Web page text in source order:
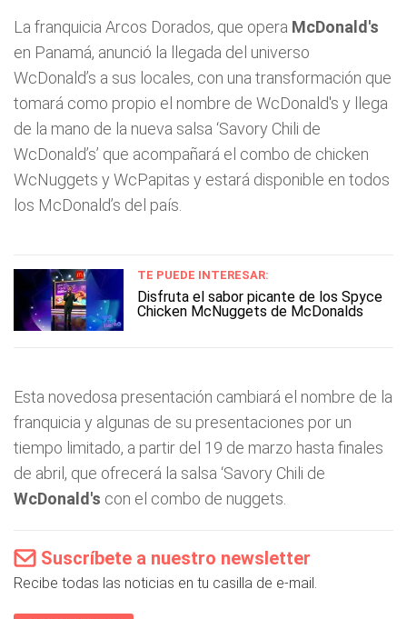
La franquicia Arcos Dorados, que opera McDonald's
en Panamá, anunció la llegada del universo
WcDonald’s a sus locales, con una transformación que
tomará como propio el nombre de WcDonald's y llega
de la mano de la nueva salsa ‘Savory Chili de
WcDonald’s’ que acompañará el combo de chicken
WcNuggets y WcPapitas y estará disponible en todos
los McDonald’s del país.
TE PUEDE INTERESAR:
Disfruta el sabor picante de los Spyce
Chicken McNuggets de McDonalds
Esta novedosa presentación cambiará el nombre de la
franquicia y algunas de su presentaciones por un
tiempo limitado, a partir del 19 de marzo hasta finales
de abril, que ofrecerá la salsa ‘Savory Chili de
WcDonald's con el combo de nuggets.
Suscríbete a nuestro newsletter
Recibe todas las noticias en tu casilla de e-mail.